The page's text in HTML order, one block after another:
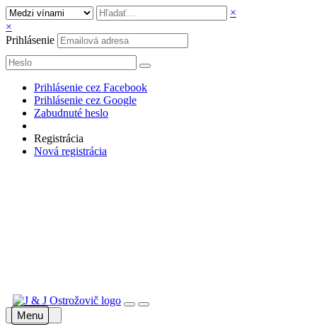
×
×
Prihlásenie
Prihlásenie cez Facebook
Prihlásenie cez Google
Zabudnuté heslo
Registrácia
Nová registrácia
Menu